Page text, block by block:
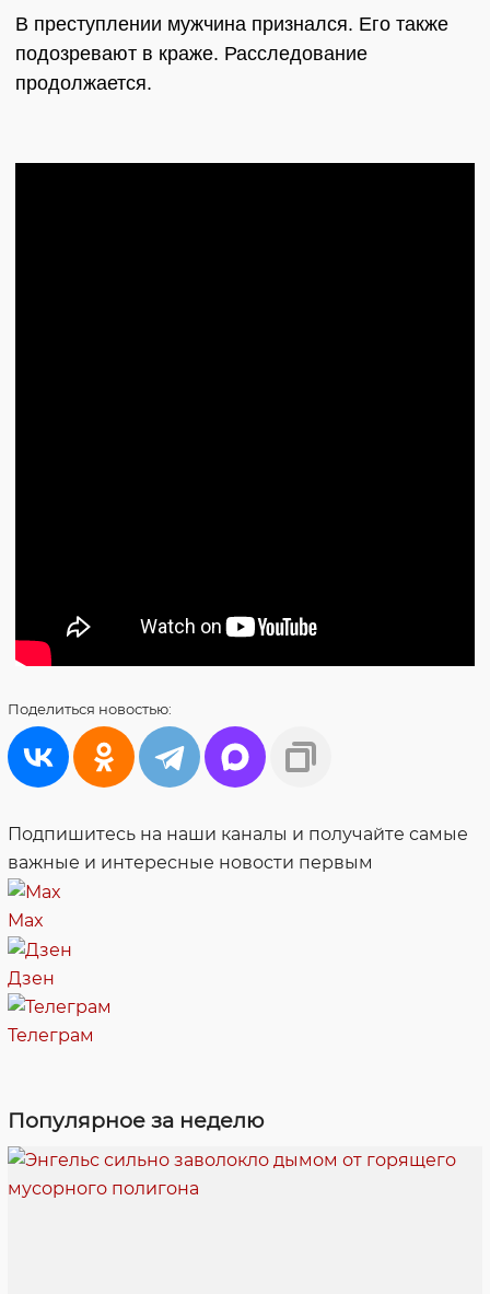
В преступлении мужчина признался. Его также
подозревают в краже. Расследование
продолжается.
Поделиться новостью:
Подпишитесь на наши каналы и получайте самые
важные и интересные новости первым
Max
Дзен
Телеграм
Популярное за неделю